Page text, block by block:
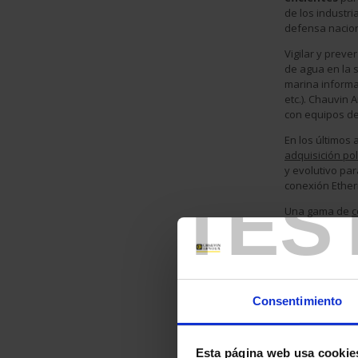
Consentimiento
Esta página web usa
de los
defensa
Vigilar y
de agua en la
marina
etc.). Chauvin
con equipos de
En los últimos
adquisición
y evolutivo
conexión
Una gama de
solución
difícil.
Un equipo
preciso,